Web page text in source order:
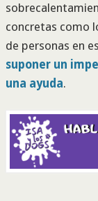
concretas como
de personas en
suponer un
una ayuda.